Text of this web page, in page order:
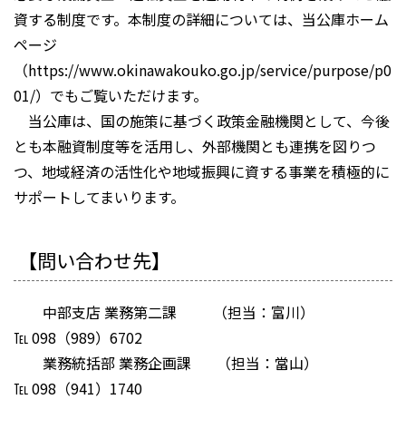
資する制度です。本制度の詳細については、当公庫ホーム
ページ
（https://www.okinawakouko.go.jp/service/purpose/p0
01/）でもご覧いただけます。
当公庫は、国の施策に基づく政策金融機関として、今後
とも本融資制度等を活用し、外部機関とも連携を図りつ
つ、地域経済の活性化や地域振興に資する事業を積極的に
サポートしてまいります。
【問い合わせ先】
中部支店 業務第二課 （担当：富川）
℡ 098（989）6702
業務統括部 業務企画課 （担当：當山）
℡ 098（941）1740